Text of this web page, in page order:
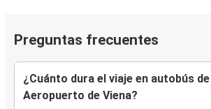
Preguntas frecuentes
¿Cuánto dura el viaje en autobús
Aeropuerto de Viena?